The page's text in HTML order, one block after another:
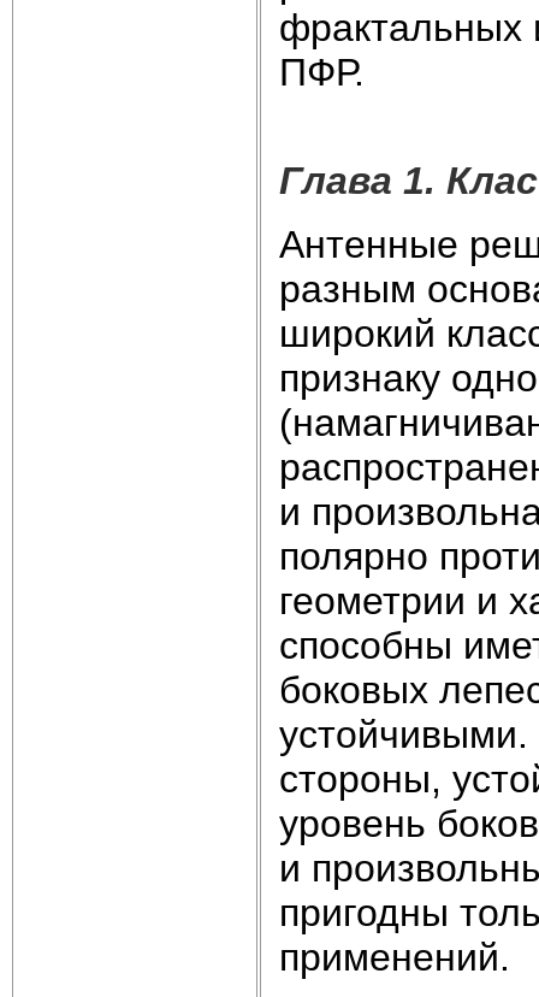
фрактальных
ПФР.
Глава 1.
Антенные
разным
широкий
признаку
и
полярно
геометрии и
способны
боковых
стороны,
уровень
и
пригодны
применений.